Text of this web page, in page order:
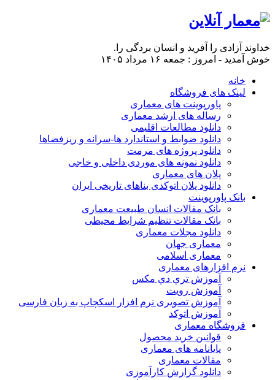
خداوند آزادی را آفرید و انسان بردگی را.
خوش آمدید - امروز : جمعه ۱۶ مرداد ۱۴۰۵
خانه
لینک های فروشگاه
پاورپوینت های معماری
رساله های ارشد معماری
دانلود مطالعات اقلیمی
دانلود ضوابط و استاندارد ها-سرانه و ریزفضاها
دانلود پروژه های مرمت
دانلود نمونه های موردی داخلی و خاجی
پلان های معماری
دانلود پلان اتوکدی بناهای تاریخی ایران
بانک پاورپوینت
بانک مقالات انسان طبیعت معماری
بانک مقالات تنظیم شرایط محیطی
دانلود مجلات معماری
معماری جهان
معماری اسلامی
نرم افزارهای معماری
آﻣﻮزش ﺗﺮي دي ﻣﮑﺲ
آموزش رویت
آموزش تصویری نرم افزار اسکچاپ به زبان فارسی
آموزش اتوکد
فروشگاه معماری
قوانین خرید محصول
پایانامه های معماری
مقالات معماری
دانلود گزارش کارآموزی